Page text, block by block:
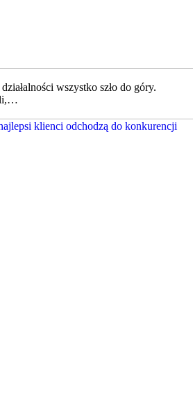
wszystko szło do góry.